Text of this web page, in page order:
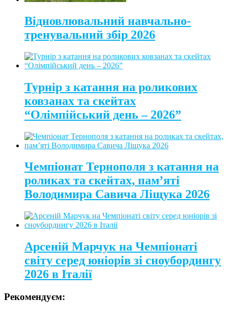
Відновлювальний навчально-
тренувальний збір 2026
Турнір з катання на роликових
ковзанах та скейтах
“Олімпійський день – 2026”
Чемпіонат Тернополя з катання на
роликах та скейтах, пам’яті
Володимира Савича Ліщука 2026
Арсеній Марчук на Чемпіонаті
світу серед юніорів зі сноубордингу
2026 в Італії
Рекомендуєм: